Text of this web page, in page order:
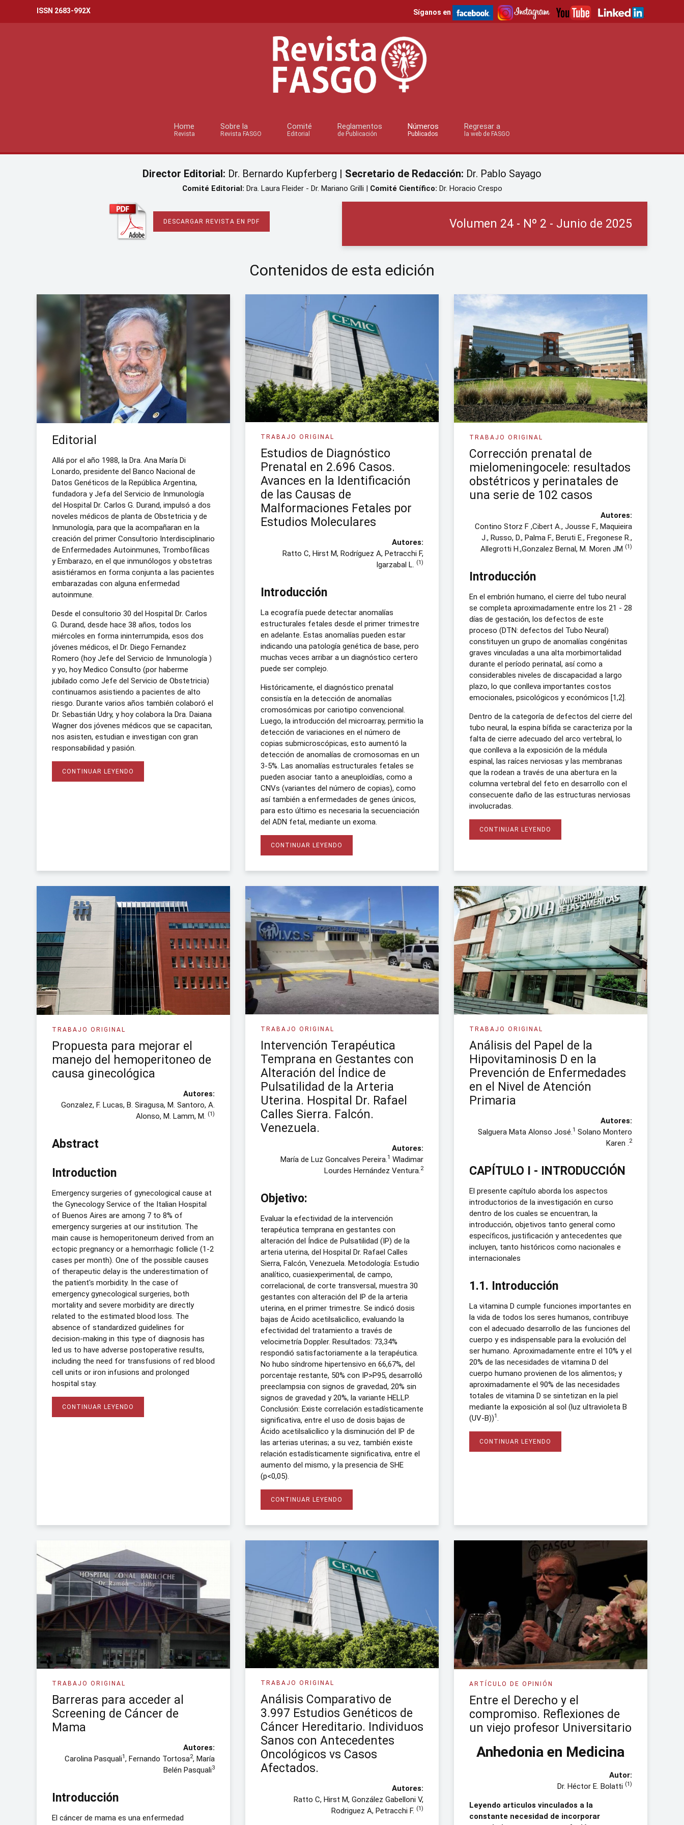
ISSN 2683-992X Síganos en
Home
Revista
Sobre la
Revista FASGO
Comité
Editorial
Reglamentos
de Publicación
Números
Publicados
Regresar a
la web de FASGO
Director Editorial: Dr. Bernardo Kupferberg | Secretario de Redacción: Dr. Pablo Sayago
Comité Editorial: Dra. Laura Fleider - Dr. Mariano Grilli | Comité Científico: Dr. Horacio Crespo
DESCARGAR REVISTA EN PDF Volumen 24 - Nº 2 - Junio de 2025
Contenidos de esta edición
Editorial
Allá por el año 1988, la Dra. Ana María Di
Lonardo, presidente del Banco Nacional de
Datos Genéticos de la República Argentina,
fundadora y Jefa del Servicio de Inmunología
del Hospital Dr. Carlos G. Durand, impulsó a dos
noveles médicos de planta de Obstetricia y de
Inmunología, para que la acompañaran en la
creación del primer Consultorio Interdisciplinario
de Enfermedades Autoinmunes, Trombofílicas
y Embarazo, en el que inmunólogos y obstetras
asistiéramos en forma conjunta a las pacientes
embarazadas con alguna enfermedad
autoinmune.
Desde el consultorio 30 del Hospital Dr. Carlos
G. Durand, desde hace 38 años, todos los
miércoles en forma ininterrumpida, esos dos
jóvenes médicos, el Dr. Diego Fernandez
Romero (hoy Jefe del Servicio de Inmunología )
y yo, hoy Medico Consulto (por haberme
jubilado como Jefe del Servicio de Obstetricia)
continuamos asistiendo a pacientes de alto
riesgo. Durante varios años también colaboró el
Dr. Sebastián Udry, y hoy colabora la Dra. Daiana
Wagner dos jóvenes médicos que se capacitan,
nos asisten, estudian e investigan con gran
responsabilidad y pasión.
CONTINUAR LEYENDO
TRABAJO ORIGINAL
Estudios de Diagnóstico
Prenatal en 2.696 Casos.
Avances en la Identificación
de las Causas de
Malformaciones Fetales por
Estudios Moleculares
Autores:
Ratto C, Hirst M, Rodríguez A, Petracchi F,
Igarzabal L. (1)
Introducción
La ecografía puede detectar anomalías
estructurales fetales desde el primer trimestre
en adelante. Estas anomalías pueden estar
indicando una patología genética de base, pero
muchas veces arribar a un diagnóstico certero
puede ser complejo.
Históricamente, el diagnóstico prenatal
consistía en la detección de anomalías
cromosómicas por cariotipo convencional.
Luego, la introducción del microarray, permitio la
detección de variaciones en el número de
copias submicroscópicas, esto aumentó la
detección de anomalías de cromosomas en un
3-5%. Las anomalías estructurales fetales se
pueden asociar tanto a aneuploidías, como a
CNVs (variantes del número de copias), como
así también a enfermedades de genes únicos,
para esto último es necesaria la secuenciación
del ADN fetal, mediante un exoma.
CONTINUAR LEYENDO
TRABAJO ORIGINAL
Corrección prenatal de
mielomeningocele: resultados
obstétricos y perinatales de
una serie de 102 casos
Autores:
Contino Storz F ,Cibert A., Jousse F., Maquieira
J., Russo, D., Palma F., Beruti E., Fregonese R.,
Allegrotti H.,Gonzalez Bernal, M. Moren JM (1)
Introducción
En el embrión humano, el cierre del tubo neural
se completa aproximadamente entre los 21 - 28
días de gestación, los defectos de este
proceso (DTN: defectos del Tubo Neural)
constituyen un grupo de anomalías congénitas
graves vinculadas a una alta morbimortalidad
durante el período perinatal, así como a
considerables niveles de discapacidad a largo
plazo, lo que conlleva importantes costos
emocionales, psicológicos y económicos [1,2].
Dentro de la categoría de defectos del cierre del
tubo neural, la espina bífida se caracteriza por la
falta de cierre adecuado del arco vertebral, lo
que conlleva a la exposición de la médula
espinal, las raíces nerviosas y las membranas
que la rodean a través de una abertura en la
columna vertebral del feto en desarrollo con el
consecuente daño de las estructuras nerviosas
involucradas.
CONTINUAR LEYENDO
TRABAJO ORIGINAL
Propuesta para mejorar el
manejo del hemoperitoneo de
causa ginecológica
Autores:
Gonzalez, F. Lucas, B. Siragusa, M. Santoro, A.
Alonso, M. Lamm, M. (1)
Abstract
Introduction
Emergency surgeries of gynecological cause at
the Gynecology Service of the Italian Hospital
of Buenos Aires are among 7 to 8% of
emergency surgeries at our institution. The
main cause is hemoperitoneum derived from an
ectopic pregnancy or a hemorrhagic follicle (1-2
cases per month). One of the possible causes
of therapeutic delay is the underestimation of
the patient's morbidity. In the case of
emergency gynecological surgeries, both
mortality and severe morbidity are directly
related to the estimated blood loss. The
absence of standardized guidelines for
decision-making in this type of diagnosis has
led us to have adverse postoperative results,
including the need for transfusions of red blood
cell units or iron infusions and prolonged
hospital stay.
CONTINUAR LEYENDO
TRABAJO ORIGINAL
Intervención Terapéutica
Temprana en Gestantes con
Alteración del Índice de
Pulsatilidad de la Arteria
Uterina. Hospital Dr. Rafael
Calles Sierra. Falcón.
Venezuela.
Autores:
María de Luz Goncalves Pereira.1 Wladimar
Lourdes Hernández Ventura.2
Objetivo:
Evaluar la efectividad de la intervención
terapéutica temprana en gestantes con
alteración del Índice de Pulsatilidad (IP) de la
arteria uterina, del Hospital Dr. Rafael Calles
Sierra, Falcón, Venezuela. Metodología: Estudio
analítico, cuasiexperimental, de campo,
correlacional, de corte transversal, muestra 30
gestantes con alteración del IP de la arteria
uterina, en el primer trimestre. Se indicó dosis
bajas de Ácido acetilsalicílico, evaluando la
efectividad del tratamiento a través de
velocimetría Doppler. Resultados: 73,34%
respondió satisfactoriamente a la terapéutica.
No hubo síndrome hipertensivo en 66,67%, del
porcentaje restante, 50% con IP>P95, desarrolló
preeclampsia con signos de gravedad, 20% sin
signos de gravedad y 20%, la variante HELLP.
Conclusión: Existe correlación estadísticamente
significativa, entre el uso de dosis bajas de
Ácido acetilsalicílico y la disminución del IP de
las arterias uterinas; a su vez, también existe
relación estadísticamente significativa, entre el
aumento del mismo, y la presencia de SHE
(p<0,05).
CONTINUAR LEYENDO
TRABAJO ORIGINAL
Análisis del Papel de la
Hipovitaminosis D en la
Prevención de Enfermedades
en el Nivel de Atención
Primaria
Autores:
Salguera Mata Alonso José.1 Solano Montero
Karen .2
CAPÍTULO I - INTRODUCCIÓN
El presente capítulo aborda los aspectos
introductorios de la investigación en curso
dentro de los cuales se encuentran, la
introducción, objetivos tanto general como
específicos, justificación y antecedentes que
incluyen, tanto históricos como nacionales e
internacionales
1.1. Introducción
La vitamina D cumple funciones importantes en
la vida de todos los seres humanos, contribuye
con el adecuado desarrollo de las funciones del
cuerpo y es indispensable para la evolución del
ser humano. Aproximadamente entre el 10% y el
20% de las necesidades de vitamina D del
cuerpo humano provienen de los alimentos,y
aproximadamente el 90% de las necesidades
totales de vitamina D se sintetizan en la piel
mediante la exposición al sol (luz ultravioleta B
(UV-B))1.
CONTINUAR LEYENDO
TRABAJO ORIGINAL
Barreras para acceder al
Screening de Cáncer de
Mama
Autores:
Carolina Pasquali1, Fernando Tortosa2, María
Belén Pasquali3
Introducción
El cáncer de mama es una enfermedad
TRABAJO ORIGINAL
Análisis Comparativo de
3.997 Estudios Genéticos de
Cáncer Hereditario. Individuos
Sanos con Antecedentes
Oncológicos vs Casos
Afectados.
Autores:
Ratto C, Hirst M, González Gabelloni V,
Rodriguez A, Petracchi F. (1)
ARTÍCULO DE OPINIÓN
Entre el Derecho y el
compromiso. Reflexiones de
un viejo profesor Universitario
Anhedonia en Medicina
Autor:
Dr. Héctor E. Bolatti (1)
Leyendo articulos vinculados a la
constante necesidad de incorporar